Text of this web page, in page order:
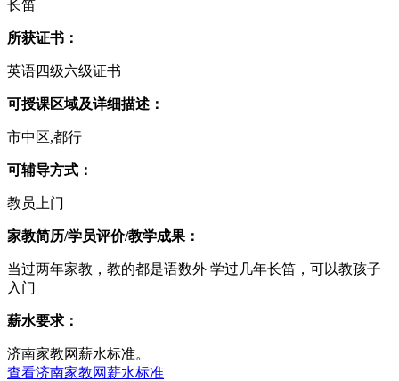
长笛
所获证书：
英语四级六级证书
可授课区域及详细描述：
市中区,都行
可辅导方式：
教员上门
家教简历/学员评价/教学成果：
当过两年家教，教的都是语数外 学过几年长笛，可以教孩子
入门
薪水要求：
济南家教网薪水标准。
查看济南家教网薪水标准